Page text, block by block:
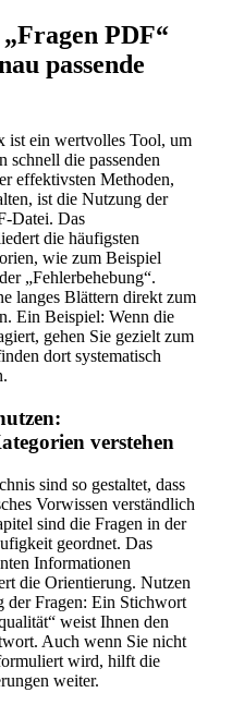
PDF“
passende
ist ein wertvolles Tool, um
schnell die passenden
effektivsten Methoden,
ist die Nutzung der
Datei. Das
die häufigsten
wie zum Beispiel
„Fehlerbehebung“.
langes Blättern direkt zum
Ein Beispiel: Wenn die
gehen Sie gezielt zum
dort systematisch
verstehen
sind so gestaltet, dass
Vorwissen verständlich
sind die Fragen in der
geordnet. Das
Informationen
die Orientierung. Nutzen
der Fragen: Ein Stichwort
weist Ihnen den
Auch wenn Sie nicht
wird, hilft die
weiter.